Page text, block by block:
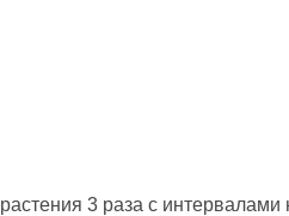
3 раза с интервалами